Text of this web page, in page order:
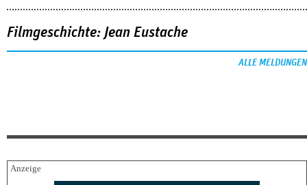
Filmgeschichte: Jean Eustache
ALLE MELDUNGEN